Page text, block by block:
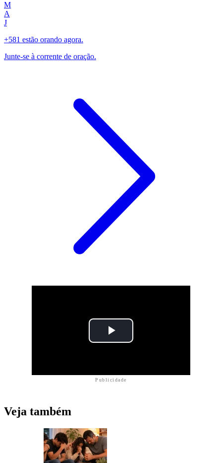
M
A
J
+581 estão orando agora.
Junte-se à corrente de oração.
Publicidade
Veja também